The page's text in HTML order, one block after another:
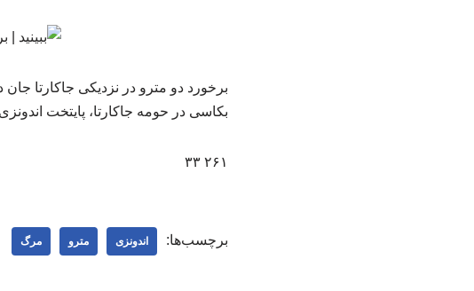
برخورد دو مترو در نزدیکی جاکارتا
بکاسی در حومه جاکارتا، پایتخت
۲۶۱ ۳۳
برچسب‌ها: اندونزی مترو مرگ